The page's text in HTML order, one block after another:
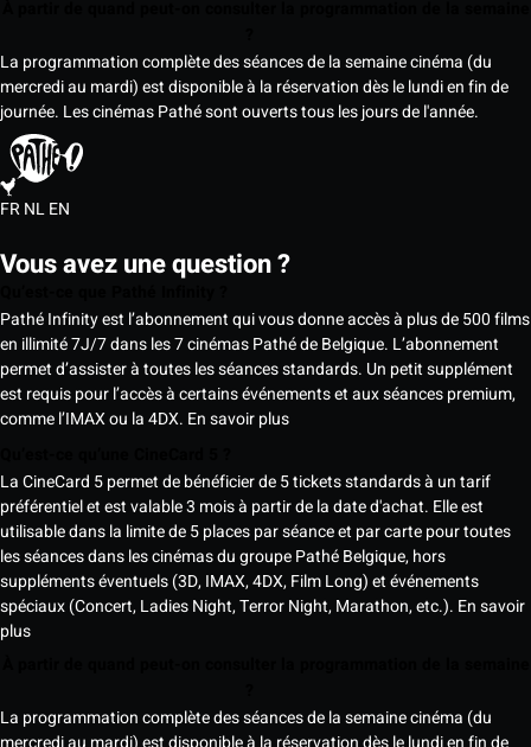
La programmation complète des séances de la semaine cinéma (du
mercredi au mardi) est disponible à la réservation dès le lundi en fin de
journée. Les cinémas Pathé sont ouverts tous les jours de l'année.
FRNLEN
Vous avez une question ?
Pathé Infinity est l’abonnement qui vous donne accès à plus de 500 films
en illimité 7J/7 dans les 7 cinémas Pathé de Belgique. L’abonnement
permet d’assister à toutes les séances standards. Un petit supplément
est requis pour l’accès à certains événements et aux séances premium,
comme l’IMAX ou la 4DX. En savoir plus
La CineCard 5 permet de bénéficier de 5 tickets standards à un tarif
préférentiel et est valable 3 mois à partir de la date d'achat. Elle est
utilisable dans la limite de 5 places par séance et par carte pour toutes
les séances dans les cinémas du groupe Pathé Belgique, hors
suppléments éventuels (3D, IMAX, 4DX, Film Long) et événements
spéciaux (Concert, Ladies Night, Terror Night, Marathon, etc.). En savoir
plus
La programmation complète des séances de la semaine cinéma (du